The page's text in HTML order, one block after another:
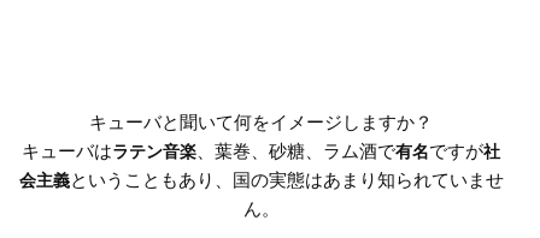
キューバと聞いて何をイメージしますか？
キューバはラテン音楽 、葉巻、砂糖、ラム酒で有名ですが社
会主義ということもあり、国の実態はあまり知られていませ
ん。